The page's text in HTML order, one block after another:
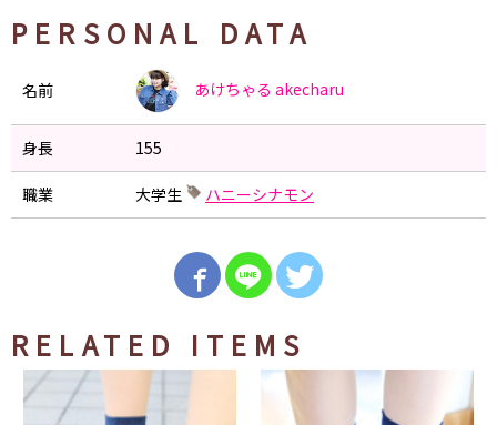
PERSONAL DATA
名前 あけちゃる akecharu
身長 155
職業 大学生 ハニーシナモン
RELATED ITEMS